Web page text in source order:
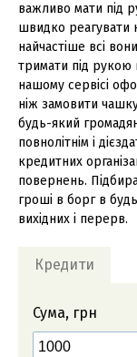
важливо мати під
швидко реагувати
найчастіше всі
тримати під рукою
нашому сервісі
ніж замовити
будь-який
повнолітнім і
кредитних
повернень.
гроші в борг в
вихідних і перерв.
Кредити
Сума, грн